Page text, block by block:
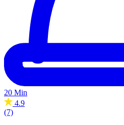
20 Min
4.9
(7)